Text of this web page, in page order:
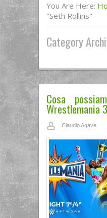
You Are Here:
"Seth Rollins"
Category
Cosa
Wrestlemania
Claudio Agave